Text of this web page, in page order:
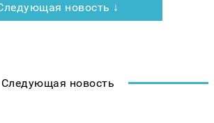
новость ↓
Следующая новость